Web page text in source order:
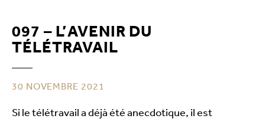
097 – L’AVENIR DU
TÉLÉTRAVAIL
30 NOVEMBRE 2021
Si le télétravail a déjà été anecdotique, il est